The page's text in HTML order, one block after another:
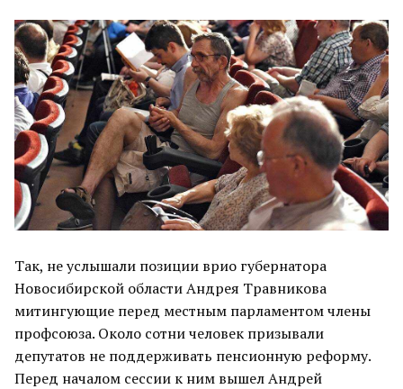
Так, не услышали позиции врио губернатора
Новосибирской области Андрея Травникова
митингующие перед местным парламентом члены
профсоюза. Около сотни человек призывали
депутатов не поддерживать пенсионную реформу.
Перед началом сессии к ним вышел Андрей